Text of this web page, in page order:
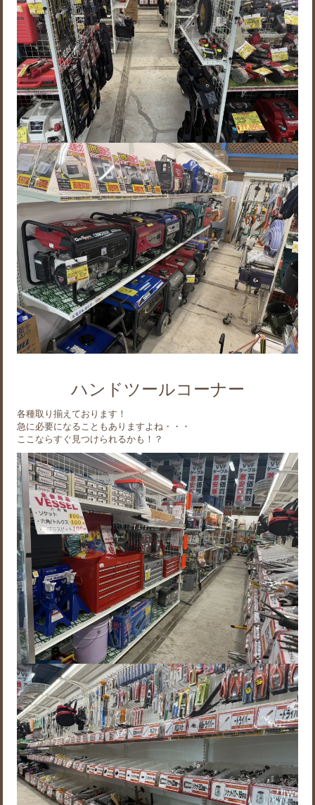
ハンドツールコーナー
各種取り揃えております！
急に必要になることもありますよね・・・
ここならすぐ見つけられるかも！？